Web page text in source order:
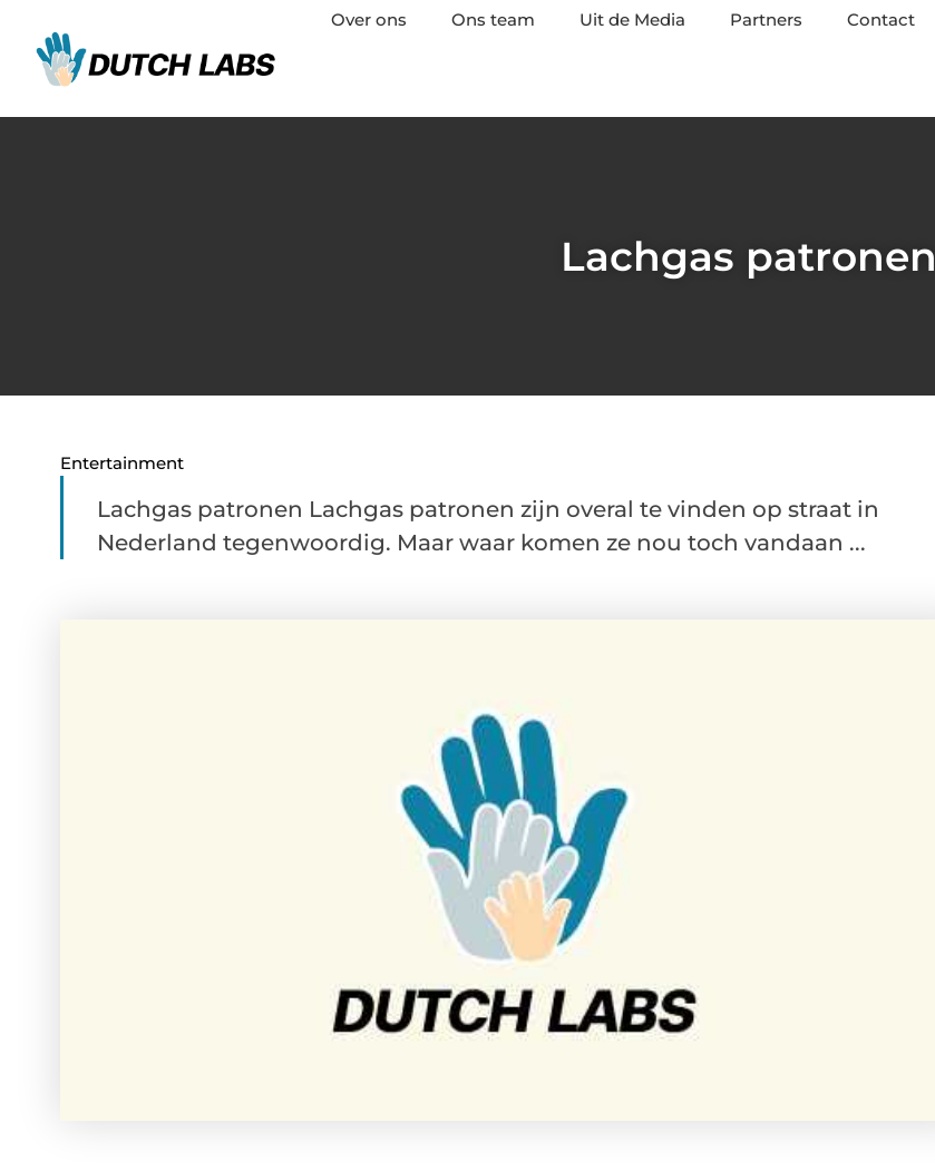
Over ons Ons team Uit de Media Partners Contact
Lachgas patronen
Entertainment
Lachgas patronen Lachgas patronen zijn overal te vinden op straat in
Nederland tegenwoordig. Maar waar komen ze nou toch vandaan ...